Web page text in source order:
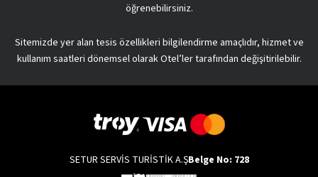
öğrenebilirsiniz.
Sitemizde yer alan tesis özellikleri bilgilendirme amaçlıdır, hizmet ve
kullanım saatleri dönemsel olarak Otel’ler tarafından değişitirilebilir.
SETUR SERVİS TURİSTİK A.ŞBelge No: 728